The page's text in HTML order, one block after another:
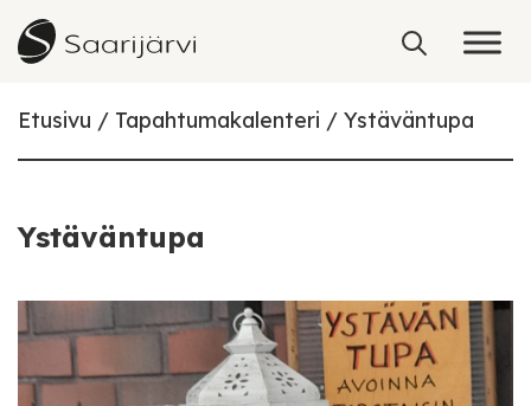
Skip to content
Etusivu Tapahtumakalenteri Ystäväntupa
Ystäväntupa